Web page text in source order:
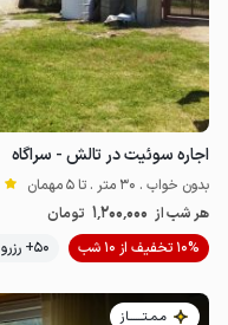
اجاره سوئیت در تالش - سراگاه
بدون خواب . 30 متر . تا 5 مهمان
هر شب از 1٬200٬000 تومان
10% تخفیف از 10 شب
50+ رزرو موفق
مـمـتــــــاز